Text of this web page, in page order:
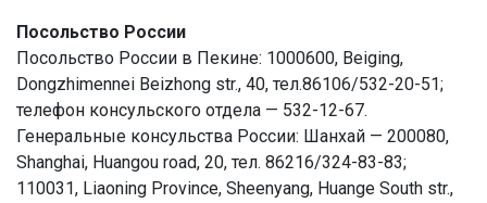
Посольство России
Посольство России в Пекине: 1000600, Beiging,
Dongzhimennei Beizhong str., 40, тел.86106/532-20-51;
телефон консульского отдела — 532-12-67.
Генеральные консульства России: Шанхай — 200080,
Shanghai, Huangou road, 20, тел. 86216/324-83-83;
110031, Liaoning Province, Sheenyang, Huange South str.,